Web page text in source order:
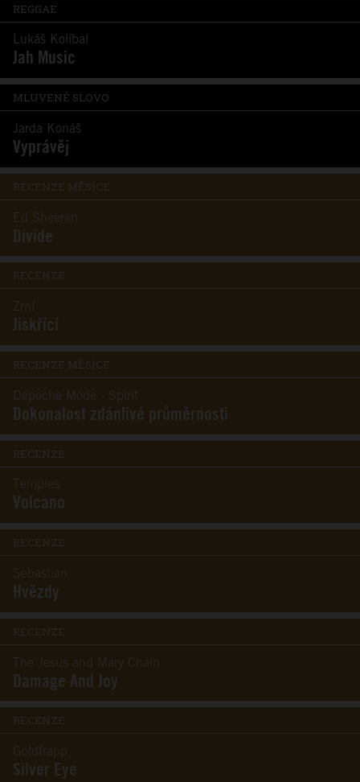
REGGAE
Lukáš Kolíbal
Jah Music
MLUVENÉ SLOVO
Jarda Konáš
Vyprávěj
RECENZE MĚSÍCE
Ed Sheeran
Divide
RECENZE
Zrní
Jiskřící
RECENZE MĚSÍCE
Depeche Mode - Spirit
Dokonalost zdánlivé průměrnosti
RECENZE
Temples
Volcano
RECENZE
Sebastian
Hvězdy
RECENZE
The Jesus and Mary Chain
Damage And Joy
RECENZE
Goldfrapp
Silver Eye